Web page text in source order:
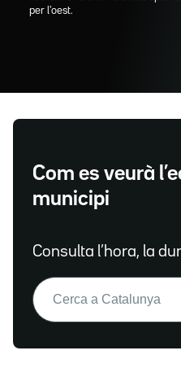
per l'oest.
Com es veurà
municipi
Consulta l’hora, la
Buscar: